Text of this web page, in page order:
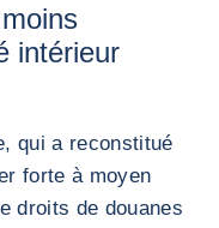
intérieur
qui a reconstitué
forte à moyen
droits de douanes